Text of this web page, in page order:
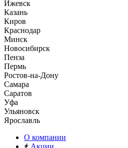
Ижевск
Казань
Киров
Краснодар
Минск
Новосибирск
Пенза
Пермь
Ростов-на-Дону
Самара
Саратов
Уфа
Ульяновск
Ярославль
О компании
Акции